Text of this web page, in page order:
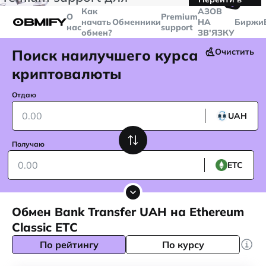
больше
$5000
Telegram
О
нас
Как
начать
обмен?
ОбменникиPremium
support
🤙
AЗОВ
НА
ЗВ'ЯЗКУ
Биржи
Поиск наилучшего курса
криптовалюты
Очистить
Отдаю
UAH
Получаю
ETC
Обмен Bank Transfer UAH на Ethereum
Classic ETC
По рейтингу По курсу